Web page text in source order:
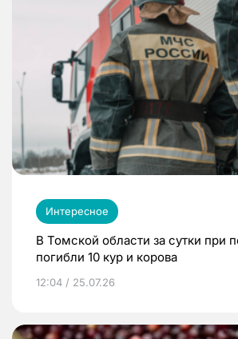
Интересное
В Томской области за сутки при
погибли 10 кур и корова
12:04 / 25.07.26